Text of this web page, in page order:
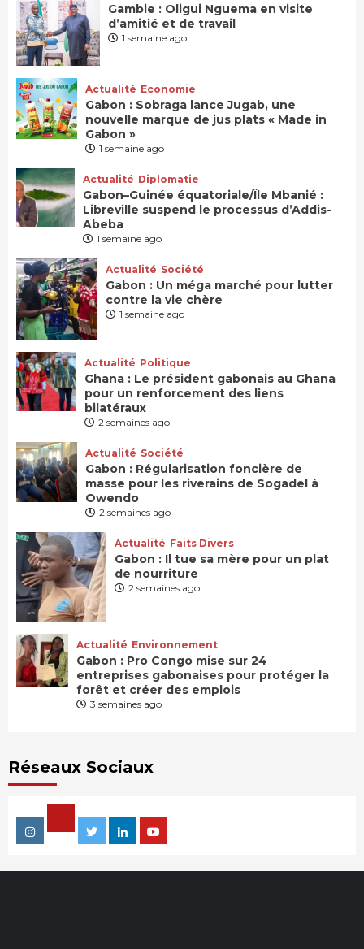
Gambie : Oligui Nguema en visite
d’amitié et de travail
1 semaine ago
Actualité Economie
Gabon : Sobraga lance Jugab, une
nouvelle marque de jus plats « Made in
Gabon »
1 semaine ago
Actualité Diplomatie
Gabon–Guinée équatoriale/Île Mbanié :
Libreville suspend le processus d’Addis-
Abeba
1 semaine ago
Actualité Société
Gabon : Un méga marché pour lutter
contre la vie chère
1 semaine ago
Actualité Politique
Ghana : Le président gabonais au Ghana
pour un renforcement des liens
bilatéraux
2 semaines ago
Actualité Société
Gabon : Régularisation foncière de
masse pour les riverains de Sogadel à
Owendo
2 semaines ago
Actualité Faits Divers
Gabon : Il tue sa mère pour un plat
de nourriture
2 semaines ago
Actualité Environnement
Gabon : Pro Congo mise sur 24
entreprises gabonaises pour protéger la
forêt et créer des emplois
3 semaines ago
Réseaux Sociaux
Instagram
Facebook
TwitterLinkedin